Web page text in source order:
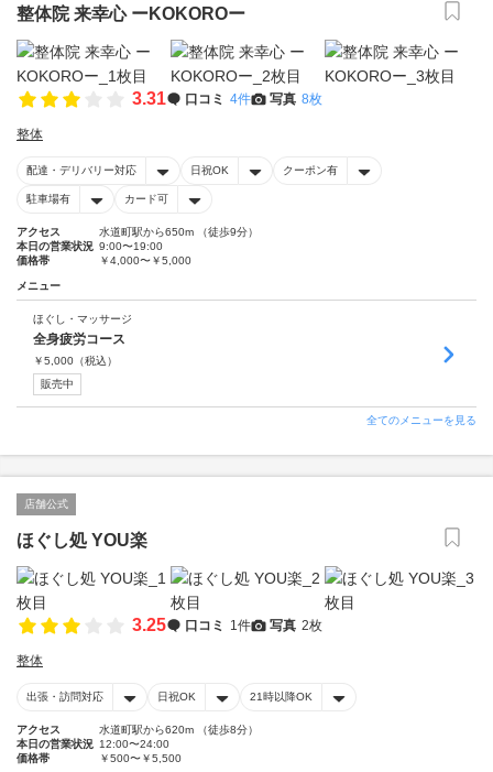
整体院 来幸心 ーKOKOROー
3.31 口コミ 4件 写真 8枚
整体
配達・デリバリー対応 日祝OK クーポン有
駐車場有 カード可
アクセス
水道町駅から650m （徒歩9分）
本日の営業状況 9:00〜19:00
価格帯
￥4,000〜￥5,000
メニュー
ほぐし・マッサージ
全身疲労コース
￥5,000 （税込）
販売中
全てのメニューを見る
店舗公式
ほぐし処 YOU楽
3.25 口コミ 1件 写真 2枚
整体
出張・訪問対応 日祝OK 21時以降OK
アクセス
水道町駅から620m （徒歩8分）
本日の営業状況 12:00〜24:00
価格帯
￥500〜￥5,500